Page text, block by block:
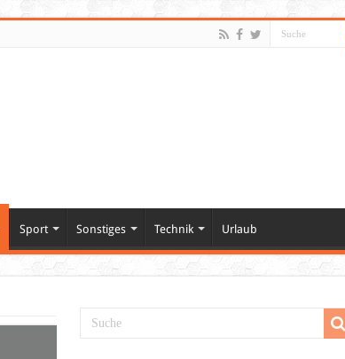
Sport Sonstiges Technik Urlaub